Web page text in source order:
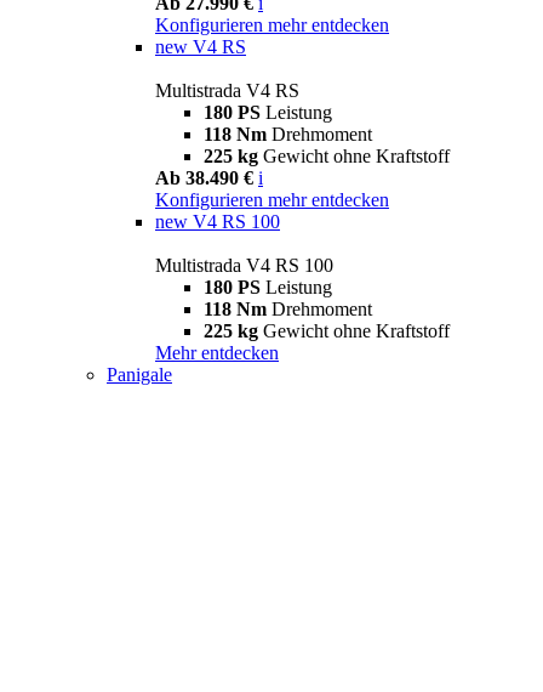
Konfigurieren mehr entdecken
new V4 RS
Multistrada V4 RS
180 PS Leistung
118 Nm Drehmoment
225 kg Gewicht ohne Kraftstoff
Ab 38.490 € i
Konfigurieren mehr entdecken
new V4 RS 100
Multistrada V4 RS 100
180 PS Leistung
118 Nm Drehmoment
225 kg Gewicht ohne Kraftstoff
Mehr entdecken
Panigale